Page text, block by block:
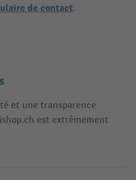
de contact.
et une transparence
est extrêmement